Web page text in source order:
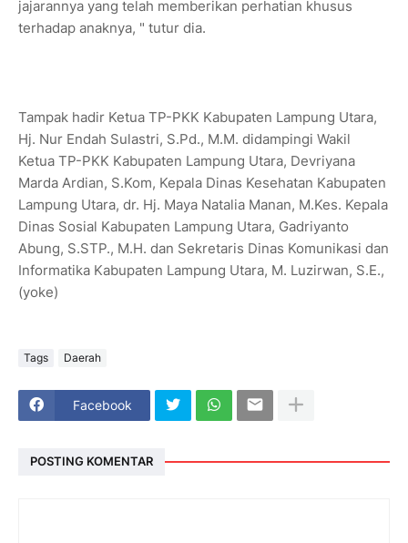
jajarannya yang telah memberikan perhatian khusus
terhadap anaknya, " tutur dia.
Tampak hadir Ketua TP-PKK Kabupaten Lampung Utara,
Hj. Nur Endah Sulastri, S.Pd., M.M. didampingi Wakil
Ketua TP-PKK Kabupaten Lampung Utara, Devriyana
Marda Ardian, S.Kom, Kepala Dinas Kesehatan Kabupaten
Lampung Utara, dr. Hj. Maya Natalia Manan, M.Kes. Kepala
Dinas Sosial Kabupaten Lampung Utara, Gadriyanto
Abung, S.STP., M.H. dan Sekretaris Dinas Komunikasi dan
Informatika Kabupaten Lampung Utara, M. Luzirwan, S.E.,
(yoke)
Tags Daerah
Facebook
POSTING KOMENTAR